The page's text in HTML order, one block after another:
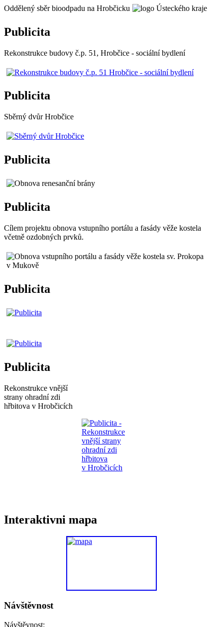
Oddělený sběr bioodpadu na Hrobčicku
Publicita
Rekonstrukce budovy č.p. 51, Hrobčice - sociální bydlení
Publicita
Sběrný dvůr Hrobčice
Publicita
Publicita
Cílem projektu obnova vstupního portálu a fasády věže kostela
včetně ozdobných prvků.
Publicita
Publicita
Rekonstrukce vnější
strany ohradní zdi
hřbitova v Hrobčicích
Interaktivni mapa
Návštěvnost
Návštěvnost: